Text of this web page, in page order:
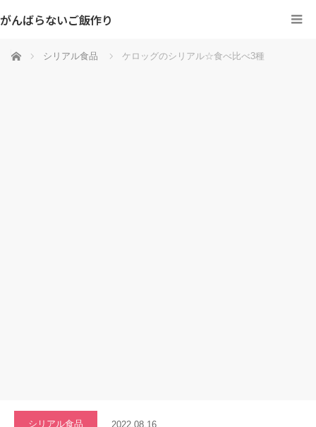
がんばらないご飯作り
ホーム シリアル食品 ケロッグのシリアル☆食べ比べ3種
シリアル食品 2022.08.16